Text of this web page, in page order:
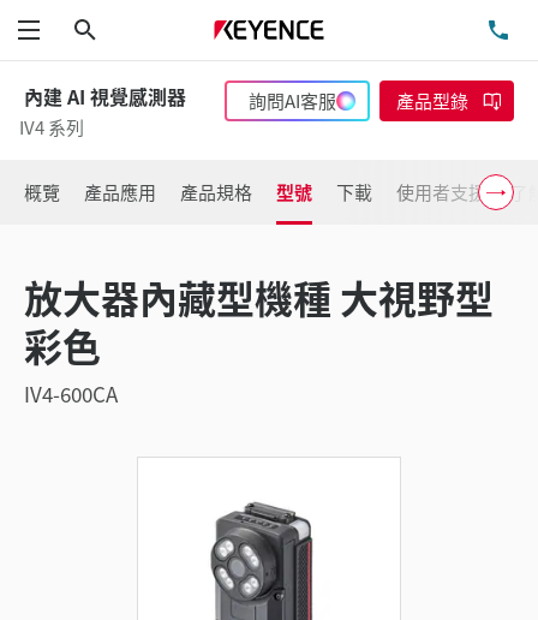
功能表
內建 AI 視覺感測器
IV4 系列
詢問AI客服 產品型錄
概覽 產品應用 產品規格 型號 下載 使用者支援 了
放大器內藏型機種 大視野型
彩色
IV4-600CA